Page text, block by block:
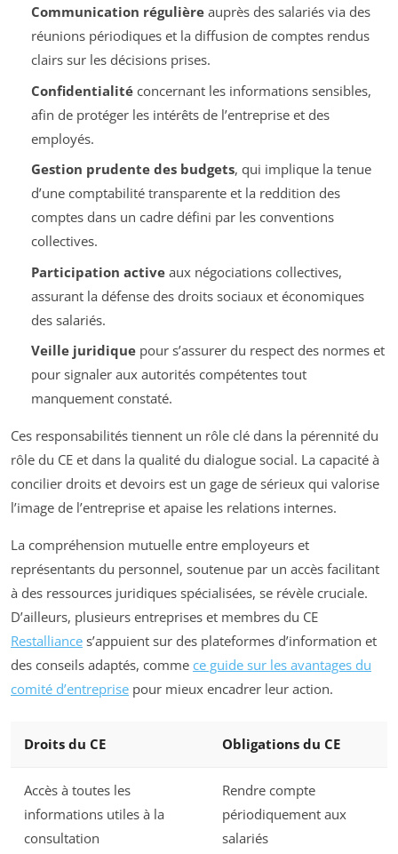
Communication régulièreauprès des salariés via des
réunions périodiques et la diffusion de comptes rendus
clairs sur les décisions prises.
Confidentialitéconcernant les informations sensibles,
afin de protéger les intérêts de l’entreprise et des
employés.
Gestion prudente des budgets, qui implique la tenue
d’une comptabilité transparente et la reddition des
comptes dans un cadre défini par les conventions
collectives.
Participation activeaux négociations collectives,
assurant la défense des droits sociaux et économiques
des salariés.
Veille juridiquepour s’assurer du respect des normes et
pour signaler aux autorités compétentes tout
manquement constaté.
Ces responsabilités tiennent un rôle clé dans la pérennité du
rôle du CE et dans la qualité du dialogue social. La capacité à
concilier droits et devoirs est un gage de sérieux qui valorise
l’image de l’entreprise et apaise les relations internes.
La compréhension mutuelle entre employeurs et
représentants du personnel, soutenue par un accès facilitant
à des ressources juridiques spécialisées, se révèle cruciale.
D’ailleurs, plusieurs entreprises et membres du CE
Restalliance s’appuient sur des plateformes d’information et
des conseils adaptés, comme ce guide sur les avantages du
comité d’entreprise pour mieux encadrer leur action.
Droits du CE Obligations du CE
Accès à toutes les
informations utiles à la
consultation
Rendre compte
périodiquement aux
salariés